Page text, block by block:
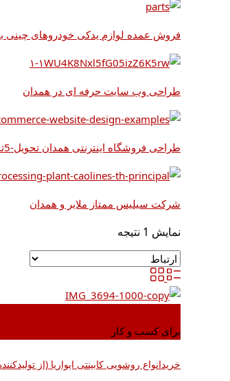
فروش عمده لوازم یدکی خودروهای چینی
طراحی وب سایت حرفه ای در همدان
طراحی فروشگاه اینترنتی همدان تحویل-5تا7روزکاری
شرکت سیلیس ممتاز ملایر و همدان
نمایش 1 نتیجه
برای کسب و کار
خریدانواع روشویی کابینتی ایواریا (از